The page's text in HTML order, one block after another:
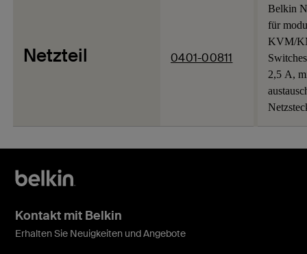
Netzteil 0401-00811
Belkin
für
KVM/
2,5 A,
Kontakt mit Belkin
Erhalten Sie Neuigkeiten und Angebote